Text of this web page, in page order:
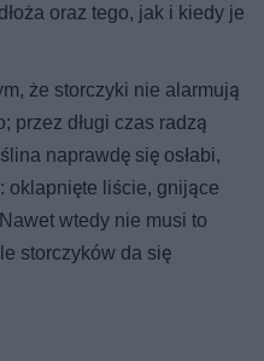
oraz tego, jak i kiedy je
że storczyki nie alarmują
przez długi czas radzą
naprawdę się osłabi,
oklapnięte liście, gnijące
wtedy nie musi to
storczyków da się